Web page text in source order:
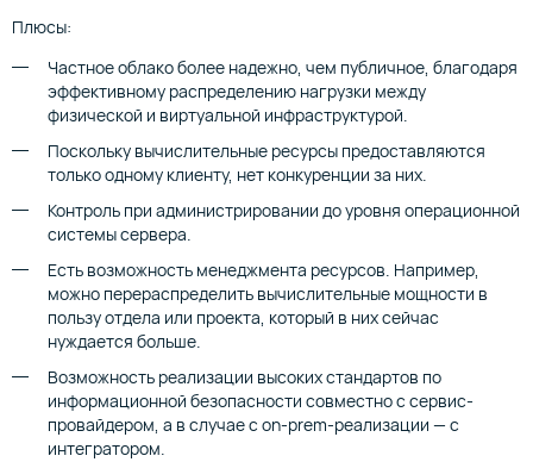
Плюсы:
Частное облако более надежно, чем публичное, благодаря
эффективному распределению нагрузки между
физической и виртуальной инфраструктурой.
Поскольку вычислительные ресурсы предоставляются
только одному клиенту, нет конкуренции за них.
Контроль при администрировании до уровня операционной
системы сервера.
Есть возможность менеджмента ресурсов. Например,
можно перераспределить вычислительные мощности в
пользу отдела или проекта, который в них сейчас
нуждается больше.
Возможность реализации высоких стандартов по
информационной безопасности совместно с сервис-
провайдером, а в случае с on-prem-реализации — с
интегратором.